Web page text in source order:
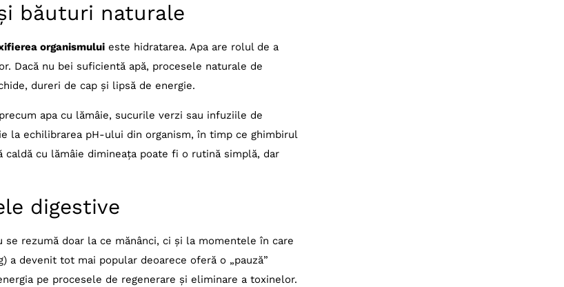
băuturi naturale
organismului este hidratarea. Apa are rolul de a
Dacă nu bei suficientă apă, procesele naturale de
dureri de cap și lipsă de energie.
apa cu lămâie, sucurile verzi sau infuziile de
la echilibrarea pH-ului din organism, în timp ce ghimbirul
cu lămâie dimineața poate fi o rutină simplă, dar
digestive
se rezumă doar la ce mănânci, ci și la momentele în care
devenit tot mai popular deoarece oferă o „pauză”
pe procesele de regenerare și eliminare a toxinelor.